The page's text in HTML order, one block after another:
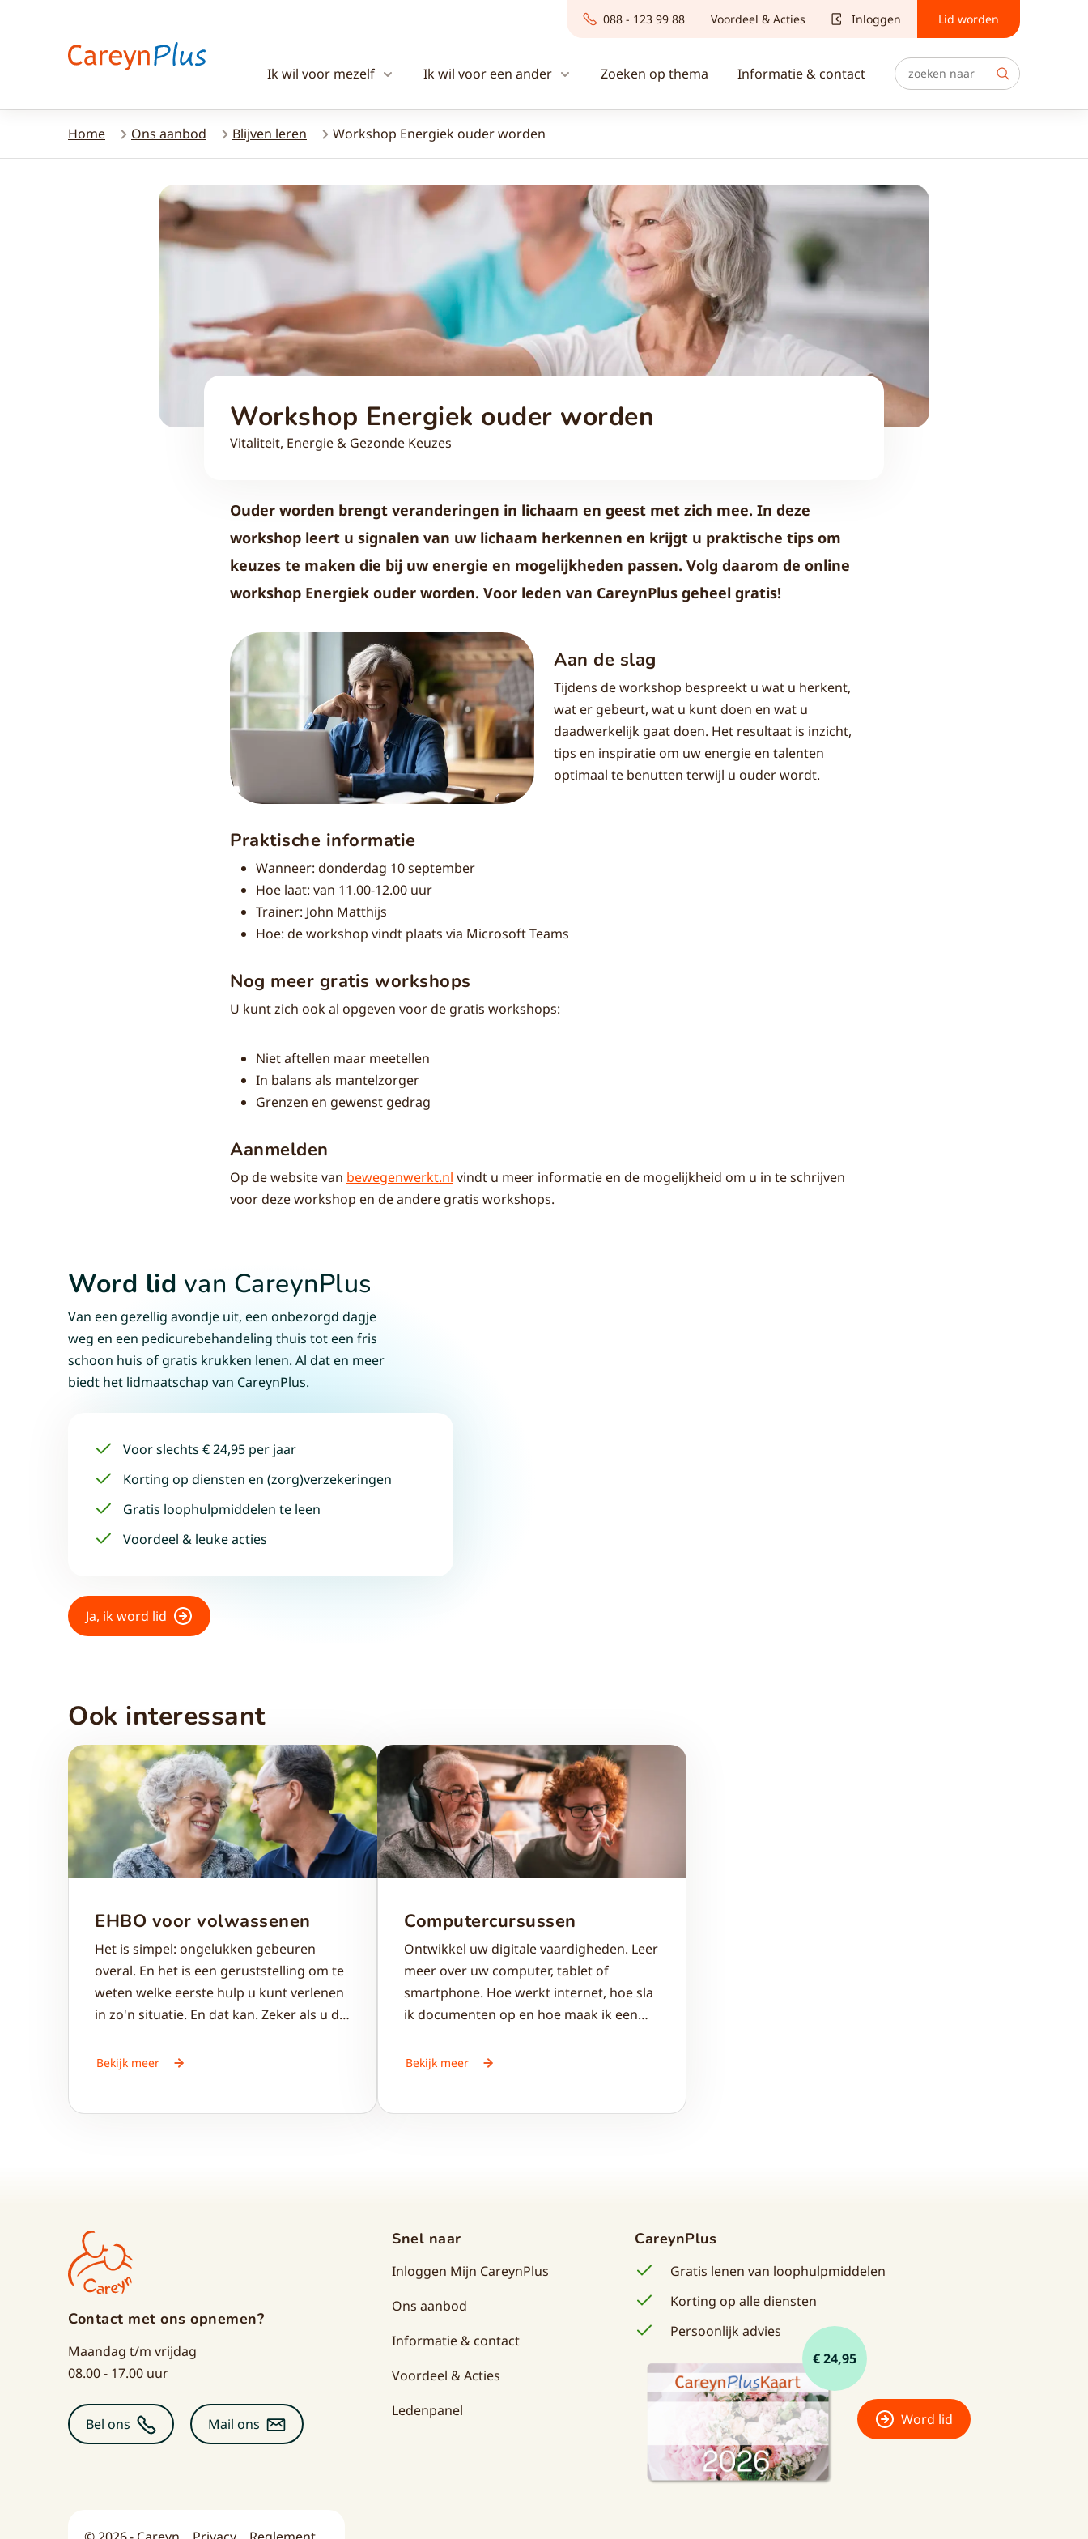
088 - 123 99 88 Voordeel & Acties Inloggen Lid worden
Ik wil voor mezelf Ik wil voor een ander Zoeken op thema Informatie & contact
Home Ons aanbod Blijven leren Workshop Energiek ouder worden
Workshop Energiek ouder worden
Vitaliteit, Energie & Gezonde Keuzes
Ouder worden brengt veranderingen in lichaam en geest met zich mee. In deze
workshop leert u signalen van uw lichaam herkennen en krijgt u praktische tips om
keuzes te maken die bij uw energie en mogelijkheden passen. Volg daarom de online
workshop Energiek ouder worden. Voor leden van CareynPlus geheel gratis!
Aan de slag
Tijdens de workshop bespreekt u wat u herkent,
wat er gebeurt, wat u kunt doen en wat u
daadwerkelijk gaat doen. Het resultaat is inzicht,
tips en inspiratie om uw energie en talenten
optimaal te benutten terwijl u ouder wordt.
Praktische informatie
Wanneer: donderdag 10 september
Hoe laat: van 11.00-12.00 uur
Trainer: John Matthijs
Hoe: de workshop vindt plaats via Microsoft Teams
Nog meer gratis workshops
U kunt zich ook al opgeven voor de gratis workshops:
Niet aftellen maar meetellen
In balans als mantelzorger
Grenzen en gewenst gedrag
Aanmelden
Op de website van bewegenwerkt.nl vindt u meer informatie en de mogelijkheid om u in te schrijven
voor deze workshop en de andere gratis workshops.
Word lid van CareynPlus
Van een gezellig avondje uit, een onbezorgd dagje
weg en een pedicurebehandeling thuis tot een fris
schoon huis of gratis krukken lenen. Al dat en meer
biedt het lidmaatschap van CareynPlus.
Voor slechts € 24,95 per jaar
Korting op diensten en (zorg)verzekeringen
Gratis loophulpmiddelen te leen
Voordeel & leuke acties
Ja, ik word lid
Ook interessant
EHBO voor volwassenen
Het is simpel: ongelukken gebeuren
overal. En het is een geruststelling om te
weten welke eerste hulp u kunt verlenen
in zo'n situatie. En dat kan. Zeker als u de
gevolgd.
Bekijk meer
Computercursussen
Ontwikkel uw digitale vaardigheden. Leer
meer over uw computer, tablet of
smartphone. Hoe werkt internet, hoe sla
ik documenten op en hoe maak ik een
meer over foto’s beheren en bewerken.
Bekijk meer
Contact met ons opnemen?
Maandag t/m vrijdag
08.00 - 17.00 uur
Bel ons Mail ons
Snel naar
Inloggen Mijn CareynPlus
Ons aanbod
Informatie & contact
Voordeel & Acties
Ledenpanel
CareynPlus
Gratis lenen van loophulpmiddelen
Korting op alle diensten
Persoonlijk advies
€ 24,95
Word lid